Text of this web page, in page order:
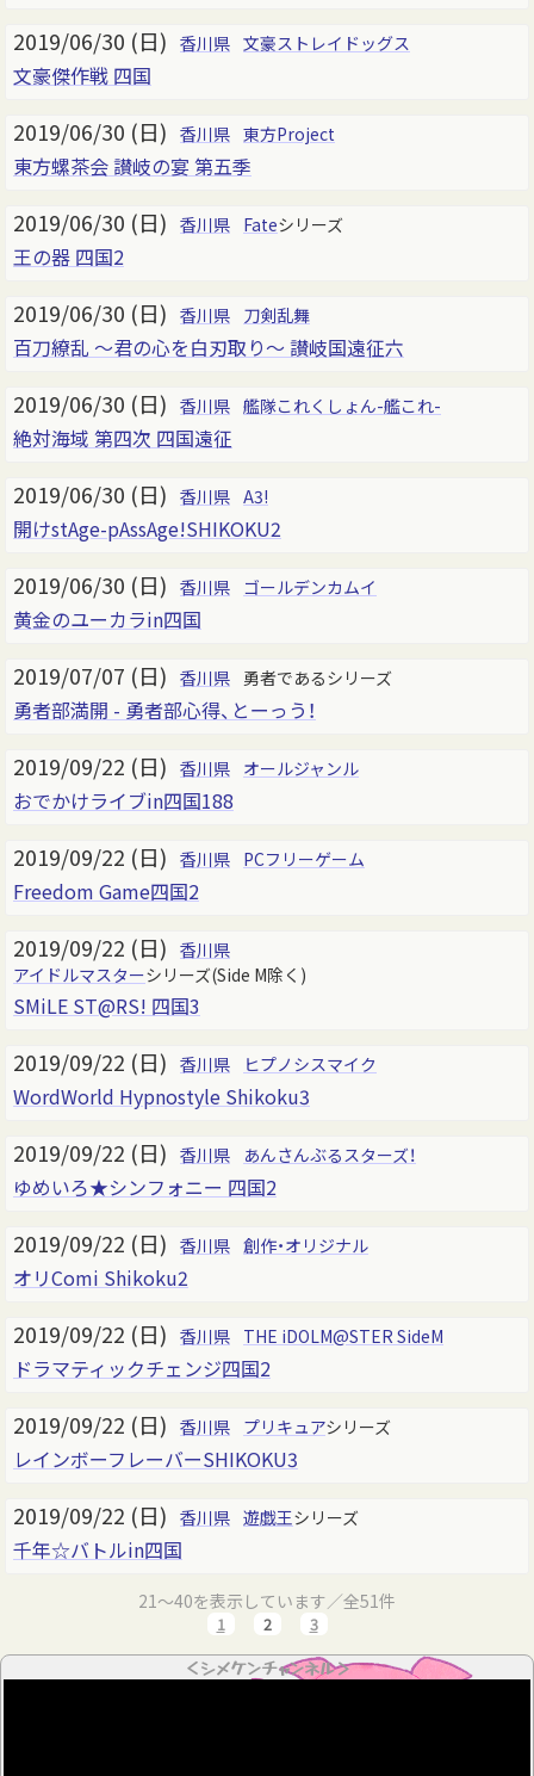
2019/06/30 (日) 香川県 文豪ストレイドッグス
文豪傑作戦 四国
2019/06/30 (日) 香川県 東方Project
東方螺茶会 讃岐の宴 第五季
2019/06/30 (日) 香川県 Fateシリーズ
王の器 四国2
2019/06/30 (日) 香川県 刀剣乱舞
百刀繚乱 ～君の心を白刃取り～ 讃岐国遠征六
2019/06/30 (日) 香川県 艦隊これくしょん-艦これ-
絶対海域 第四次 四国遠征
2019/06/30 (日) 香川県 A3!
開けstAge-pAssAge!SHIKOKU2
2019/06/30 (日) 香川県 ゴールデンカムイ
黄金のユーカラin四国
2019/07/07 (日) 香川県 勇者であるシリーズ
勇者部満開 - 勇者部心得、とーっう！
2019/09/22 (日) 香川県 オールジャンル
おでかけライブin四国188
2019/09/22 (日) 香川県 PCフリーゲーム
Freedom Game四国2
2019/09/22 (日) 香川県
アイドルマスターシリーズ(Side M除く)
SMiLE ST@RS! 四国3
2019/09/22 (日) 香川県 ヒプノシスマイク
WordWorld Hypnostyle Shikoku3
2019/09/22 (日) 香川県 あんさんぶるスターズ！
ゆめいろ★シンフォニー 四国2
2019/09/22 (日) 香川県 創作・オリジナル
オリComi Shikoku2
2019/09/22 (日) 香川県 THE iDOLM@STER SideM
ドラマティックチェンジ四国2
2019/09/22 (日) 香川県 プリキュアシリーズ
レインボーフレーバーSHIKOKU3
2019/09/22 (日) 香川県 遊戯王シリーズ
千年☆バトルin四国
21～40を表示しています／全51件
1 2 3
＜シメケンチャンネル＞